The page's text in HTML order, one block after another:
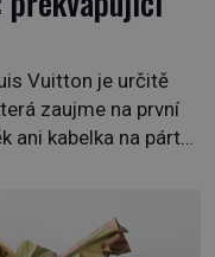
Vuitton je určitě
zaujme na první
ani kabelka na párty,
postaveno v